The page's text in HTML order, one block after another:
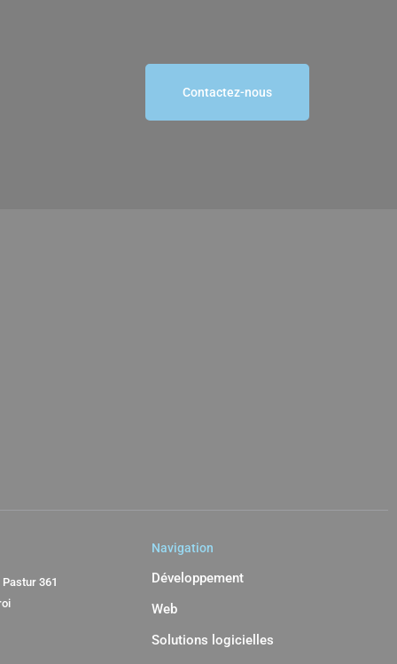
Contactez-nous
361
Navigation
Développement
Web
Solutions logicielles